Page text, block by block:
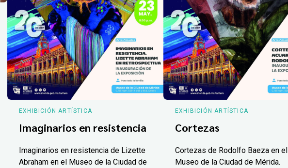
EXHIBICIÓN ARTÍSTICA
Imaginarios en resistencia
Imaginarios en resistencia de Lizette
Abraham en el Museo de la Ciudad de
EXHIBICIÓN ARTÍSTICA
Cortezas
Cortezas de Rodolfo Baeza en el
Museo de la Ciudad de Mérida.